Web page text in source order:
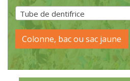
Tube de dentifrice
Colonne, bac ou sac jaune